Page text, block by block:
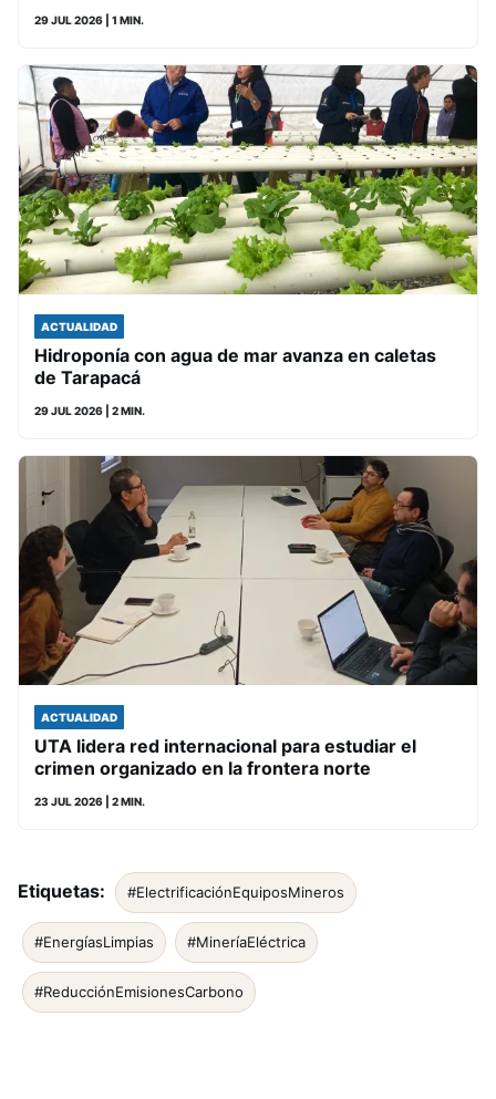
29 JUL 2026 | 1 MIN.
ACTUALIDAD
Hidroponía con agua de mar avanza en caletas
de Tarapacá
29 JUL 2026 | 2 MIN.
ACTUALIDAD
UTA lidera red internacional para estudiar el
crimen organizado en la frontera norte
23 JUL 2026 | 2 MIN.
Etiquetas: #ElectrificaciónEquiposMineros
#EnergíasLimpias #MineríaEléctrica
#ReducciónEmisionesCarbono